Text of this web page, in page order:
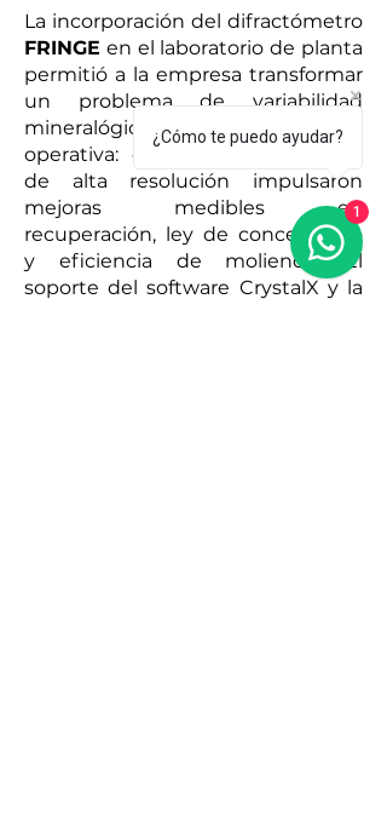
La incorporación del difractómetro
FRINGE en el laboratorio de planta
permitió a la empresa transformar
un problema de variabilidad
mineralógica en una ventaja
operativa: diagnósticos rápidos y
de alta resolución impulsaron
mejoras medibles en
recuperación, ley de concentrado
y eficiencia de molienda. El
soporte del software CrystalX y la
¿Cómo te puedo ayudar?
1